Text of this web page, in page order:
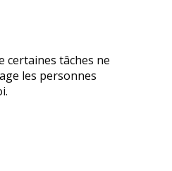
certaines tâches ne
les personnes